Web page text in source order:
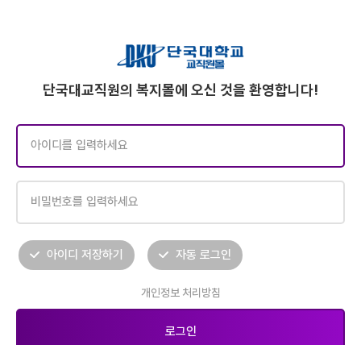
단국대교직원의 복지몰에 오신 것을 환영합니다!
아이디 저장하기 자동 로그인
개인정보 처리방침